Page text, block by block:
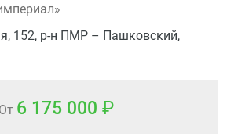
152, р-н ПМР – Пашковский,
От 6 175 000